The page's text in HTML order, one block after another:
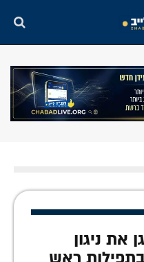
את ניגון